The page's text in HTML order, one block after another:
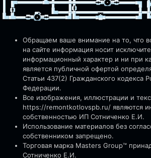
Обращаем ваше внимание на то, что
на сайте информация носит
информационный характер и ни при
является публичной офертой
Статьи 437(2) Гражданского кодекса
Федерации.
Все изображения, иллюстрации и
https://remontkotlovspb.ru/ являются
собственностью ИП Сотниченко Е.И.
Использование материалов без
собственником запрещено.
Торговая марка Masters Group™
Сотниченко Е.И.